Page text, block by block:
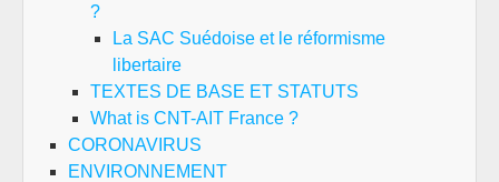
?
La SAC Suédoise et le réformisme
libertaire
TEXTES DE BASE ET STATUTS
What is CNT-AIT France ?
CORONAVIRUS
ENVIRONNEMENT